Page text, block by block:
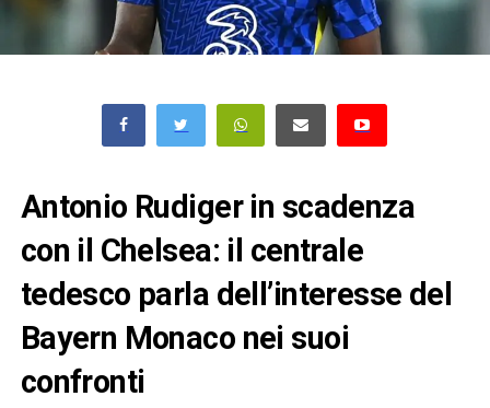
Antonio Rudiger in scadenza
con il Chelsea: il centrale
tedesco parla dell’interesse del
Bayern Monaco nei suoi
confronti